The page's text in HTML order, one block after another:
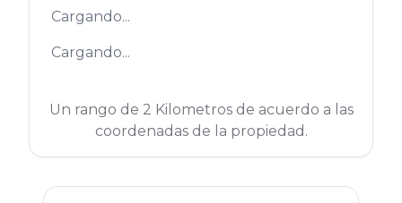
Cargando...
Cargando...
Un rango de 2 Kilometros de acuerdo a las
coordenadas de la propiedad.